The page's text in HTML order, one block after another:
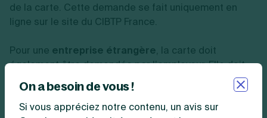
de la carte. Cette demande se fait uniquement en
ligne sur le site du CIBTP France.
Pour une entreprise étrangère, la carte doit
également être demandée par l’employeur. Elle doit
être faite avant le début du détachement. Si le salarié
détaché possède déjà une carte BTP en cours de
validité, aucune demande n’est à faire.
On a besoin de vous !
Si vous appréciez notre contenu, un avis sur